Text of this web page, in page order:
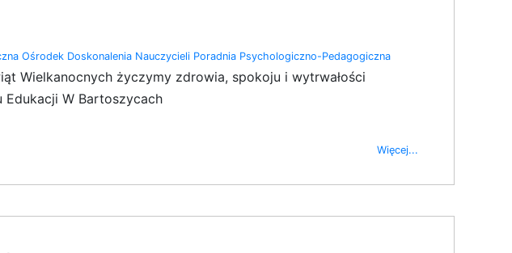
Ośrodek Doskonalenia Nauczycieli Poradnia Psychologiczno-Pedagogiczna
Wielkanocnych życzymy zdrowia, spokoju i wytrwałości
W Bartoszycach
Więcej...